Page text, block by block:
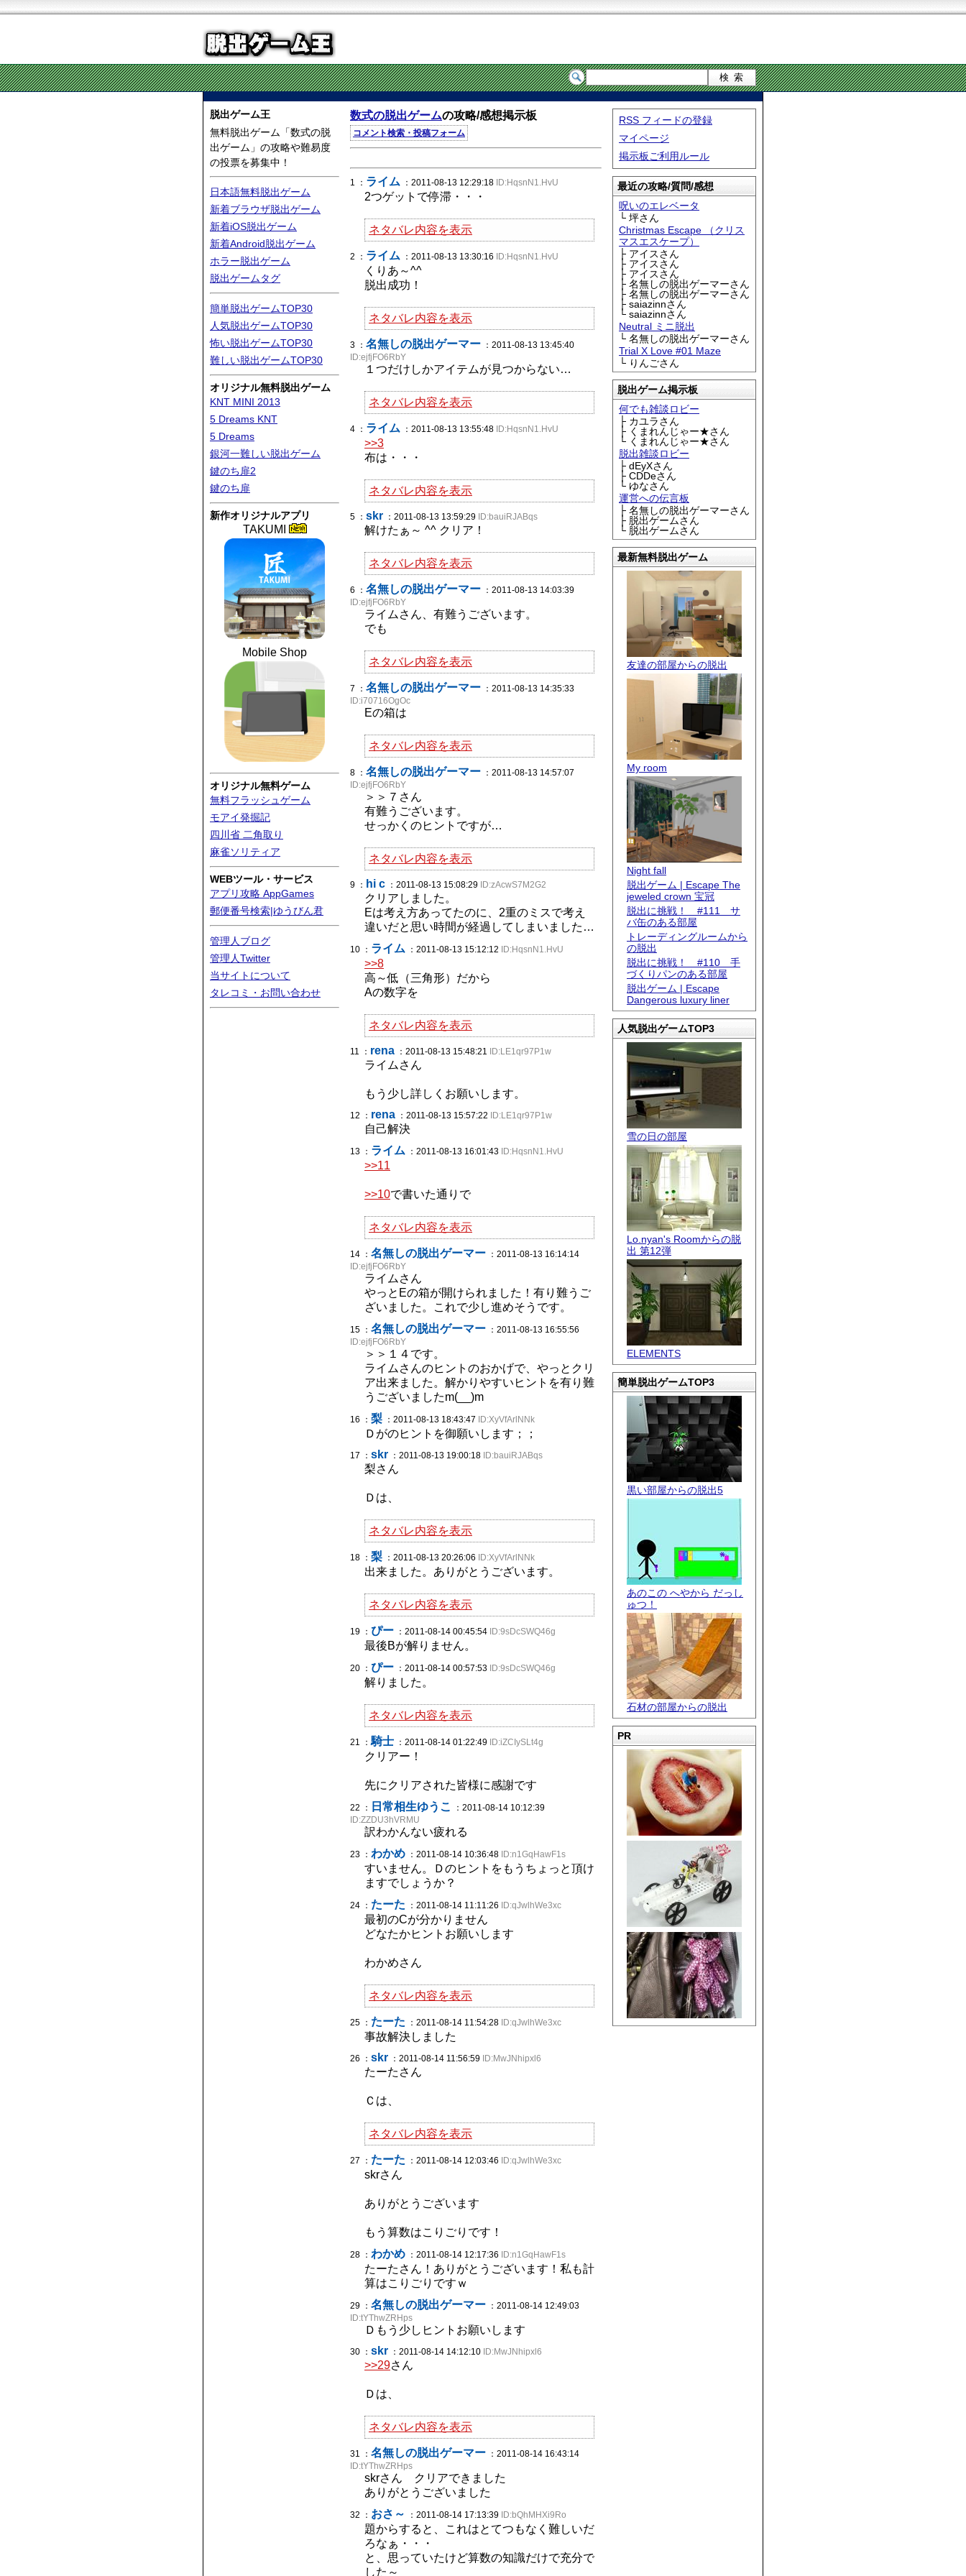
脱出ゲーム王
無料脱出ゲーム「数式の脱
出ゲーム」の攻略や難易度
の投票を募集中！
日本語無料脱出ゲーム
新着ブラウザ脱出ゲーム
新着iOS脱出ゲーム
新着Android脱出ゲーム
ホラー脱出ゲーム
脱出ゲームタグ
簡単脱出ゲームTOP30
人気脱出ゲームTOP30
怖い脱出ゲームTOP30
難しい脱出ゲームTOP30
オリジナル無料脱出ゲーム
KNT MINI 2013
5 Dreams KNT
5 Dreams
銀河一難しい脱出ゲーム
鍵のち扉2
鍵のち扉
新作オリジナルアプリ
TAKUMI
Mobile Shop
オリジナル無料ゲーム
無料フラッシュゲーム
モアイ発掘記
四川省 二角取り
麻雀ソリティア
WEBツール・サービス
アプリ攻略 AppGames
郵便番号検索|ゆうびん君
管理人ブログ
管理人Twitter
当サイトについて
タレコミ・お問い合わせ
RSS フィードの登録
マイページ
掲示板ご利用ルール
最近の攻略/質問/感想
呪いのエレベータ
└ 坪さん
Christmas Escape （クリス
マスエスケープ）
├ アイスさん
├ アイスさん
├ アイスさん
├ 名無しの脱出ゲーマーさん
├ 名無しの脱出ゲーマーさん
├ saiazinnさん
└ saiazinnさん
Neutral ミニ脱出
└ 名無しの脱出ゲーマーさん
Trial X Love #01 Maze
└ りんごさん
脱出ゲーム掲示板
何でも雑談ロビー
├ カユラさん
├ くまれんじゃー★さん
└ くまれんじゃー★さん
脱出雑談ロビー
├ dEyXさん
├ CDDeさん
└ ゆなさん
運営への伝言板
├ 名無しの脱出ゲーマーさん
├ 脱出ゲームさん
└ 脱出ゲームさん
最新無料脱出ゲーム
友達の部屋からの脱出
My room
Night fall
脱出ゲーム | Escape The
jeweled crown 宝冠
脱出に挑戦！ #111 サ
バ缶のある部屋
トレーディングルームから
の脱出
脱出に挑戦！ #110 手
づくりパンのある部屋
脱出ゲーム | Escape
Dangerous luxury liner
人気脱出ゲームTOP3
雪の日の部屋
Lo.nyan's Roomからの脱
出 第12弾
ELEMENTS
簡単脱出ゲームTOP3
黒い部屋からの脱出5
あのこの へやから だっし
ゅつ！
石材の部屋からの脱出
PR
数式の脱出ゲームの攻略/感想掲示板
コメント検索・投稿フォーム
1 ： ライム ：2011-08-13 12:29:18 ID:HqsnN1.HvU
2つゲットで停滞・・・
ネタバレ内容を表示
2 ： ライム ：2011-08-13 13:30:16 ID:HqsnN1.HvU
くりあ～^^
脱出成功！
ネタバレ内容を表示
3 ： 名無しの脱出ゲーマー ：2011-08-13 13:45:40
ID:ejfjFO6RbY
１つだけしかアイテムが見つからない…
ネタバレ内容を表示
4 ： ライム ：2011-08-13 13:55:48 ID:HqsnN1.HvU
>>3
布は・・・
ネタバレ内容を表示
5 ： skr ：2011-08-13 13:59:29 ID:bauiRJABqs
解けたぁ～ ^^ クリア！
ネタバレ内容を表示
6 ： 名無しの脱出ゲーマー ：2011-08-13 14:03:39
ID:ejfjFO6RbY
ライムさん、有難うございます。
でも
ネタバレ内容を表示
7 ： 名無しの脱出ゲーマー ：2011-08-13 14:35:33
ID:i70716OgOc
Eの箱は
ネタバレ内容を表示
8 ： 名無しの脱出ゲーマー ：2011-08-13 14:57:07
ID:ejfjFO6RbY
＞＞７さん
有難うございます。
せっかくのヒントですが…
ネタバレ内容を表示
9 ： hi c ：2011-08-13 15:08:29 ID:zAcwS7M2G2
クリアしました。
Eは考え方あってたのに、2重のミスで考え
違いだと思い時間が経過してしまいました…
10 ： ライム ：2011-08-13 15:12:12 ID:HqsnN1.HvU
>>8
高～低（三角形）だから
Aの数字を
ネタバレ内容を表示
11 ： rena ：2011-08-13 15:48:21 ID:LE1qr97P1w
ライムさん
もう少し詳しくお願いします。
12 ： rena ：2011-08-13 15:57:22 ID:LE1qr97P1w
自己解決
13 ： ライム ：2011-08-13 16:01:43 ID:HqsnN1.HvU
>>11
>>10で書いた通りで
ネタバレ内容を表示
14 ： 名無しの脱出ゲーマー ：2011-08-13 16:14:14
ID:ejfjFO6RbY
ライムさん
やっとEの箱が開けられました！有り難うご
ざいました。これで少し進めそうです。
15 ： 名無しの脱出ゲーマー ：2011-08-13 16:55:56
ID:ejfjFO6RbY
＞＞１４です。
ライムさんのヒントのおかげで、やっとクリ
ア出来ました。解かりやすいヒントを有り難
うございましたm(__)m
16 ： 梨 ：2011-08-13 18:43:47 ID:XyVfArlNNk
Ｄがのヒントを御願いします；；
17 ： skr ：2011-08-13 19:00:18 ID:bauiRJABqs
梨さん
Ｄは、
ネタバレ内容を表示
18 ： 梨 ：2011-08-13 20:26:06 ID:XyVfArlNNk
出来ました。ありがとうございます。
ネタバレ内容を表示
19 ： ぴー ：2011-08-14 00:45:54 ID:9sDcSWQ46g
最後Bが解りません。
20 ： ぴー ：2011-08-14 00:57:53 ID:9sDcSWQ46g
解りました。
ネタバレ内容を表示
21 ：騎士 ：2011-08-14 01:22:49 ID:iZCIySLt4g
クリアー！
先にクリアされた皆様に感謝です
22 ： 日常相生ゆうこ
：2011-08-14 10:12:39
ID:ZZDU3hVRMU
訳わかんない疲れる
23 ： わかめ ：2011-08-14 10:36:48 ID:n1GqHawF1s
すいません。Ｄのヒントをもうちょっと頂け
ますでしょうか？
24 ： たーた ：2011-08-14 11:11:26 ID:qJwlhWe3xc
最初のCが分かりません
どなたかヒントお願いします
わかめさん
ネタバレ内容を表示
25 ： たーた ：2011-08-14 11:54:28 ID:qJwlhWe3xc
事故解決しました
26 ： skr ：2011-08-14 11:56:59 ID:MwJNhipxl6
たーたさん
Ｃは、
ネタバレ内容を表示
27 ： たーた ：2011-08-14 12:03:46 ID:qJwlhWe3xc
skrさん
ありがとうございます
もう算数はこりごりです！
28 ： わかめ ：2011-08-14 12:17:36 ID:n1GqHawF1s
たーたさん！ありがとうございます！私も計
算はこりごりですｗ
29 ： 名無しの脱出ゲーマー ：2011-08-14 12:49:03
ID:tYThwZRHps
Ｄもう少しヒントお願いします
30 ： skr ：2011-08-14 14:12:10 ID:MwJNhipxl6
>>29さん
Ｄは、
ネタバレ内容を表示
31 ： 名無しの脱出ゲーマー ：2011-08-14 16:43:14
ID:tYThwZRHps
skrさん クリアできました
ありがとうございました
32 ： おさ～ ：2011-08-14 17:13:39 ID:bQhMHXi9Ro
題からすると、これはとてつもなく難しいだ
ろなぁ・・・
と、思っていたけど算数の知識だけで充分で
した～